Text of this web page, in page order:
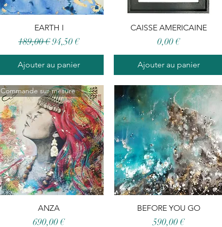
Aperçu rapide
EARTH I
Prix original
189,00 €Prix promotionnel
94,50 €
Ajouter au panier
Aperçu rapide
CAISSE AMERICAINE
Prix
0,00 €
Ajouter au panier
Aperçu rapide
Commande sur mesure
ANZA
Prix
690,00 €
Aperçu rapide
BEFORE YOU GO
Prix
590,00 €